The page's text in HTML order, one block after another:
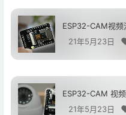
ESP32-CAM视
21年5月23日
ESP32-CAM 视
21年5月23日